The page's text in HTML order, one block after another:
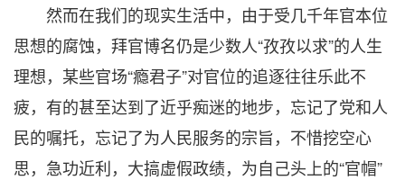
然而在我们的现实生活中，由于受几千年官本位
思想的腐蚀，拜官博名仍是少数人“孜孜以求”的人生
理想，某些官场“瘾君子”对官位的追逐往往乐此不
疲，有的甚至达到了近乎痴迷的地步，忘记了党和人
民的嘱托，忘记了为人民服务的宗旨，不惜挖空心
思，急功近利，大搞虚假政绩，为自己头上的“官帽”